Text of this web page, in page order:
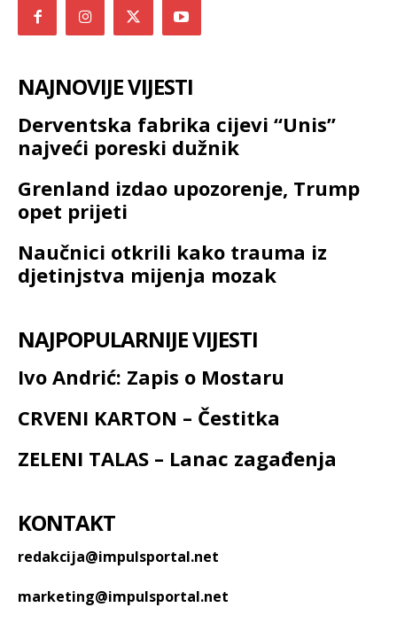
NAJNOVIJE VIJESTI
Derventska fabrika cijevi “Unis”
najveći poreski dužnik
Grenland izdao upozorenje, Trump
opet prijeti
Naučnici otkrili kako trauma iz
djetinjstva mijenja mozak
NAJPOPULARNIJE VIJESTI
Ivo Andrić: Zapis o Mostaru
CRVENI KARTON – Čestitka
ZELENI TALAS – Lanac zagađenja
KONTAKT
redakcija@impulsportal.net
marketing@impulsportal.net